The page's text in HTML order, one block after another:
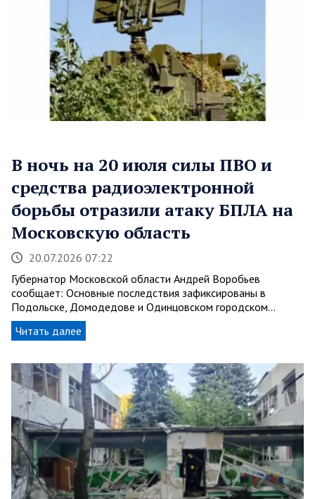
В ночь на 20 июля силы ПВО и
средства радиоэлектронной
борьбы отразили атаку БПЛА на
Московскую область
20.07.2026 07:22
Губернатор Московской области Андрей Воробьев
сообщает: Основные последствия зафиксированы в
Подольске, Домодедове и Одинцовском городском…
Читать далее